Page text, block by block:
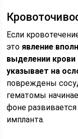
Если
это явление
выделении
указывает на
повреждены
гематомы
фоне
импланта.